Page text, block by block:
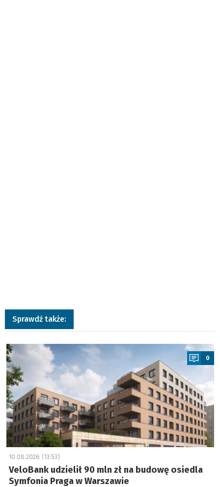
Sprawdź także:
a
0
10.08.2026 (13:53)
VeloBank udzielił 90 mln zł na budowę osiedla
Symfonia Praga w Warszawie